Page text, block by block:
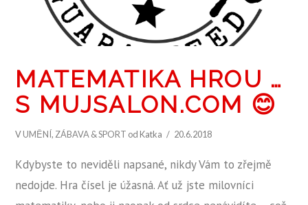
MATEMATIKA HROU …
S MUJSALON.COM 😊
VUMĚNÍ, ZÁBAVA & SPORT od Katka 20.6.2018
Kdybyste to neviděli napsané, nikdy Vám to zřejmě
nedojde. Hra čísel je úžasná. Ať už jste milovníci